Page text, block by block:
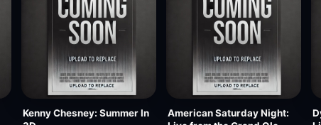
Kenny Chesney: Summer In
American Saturday Night: